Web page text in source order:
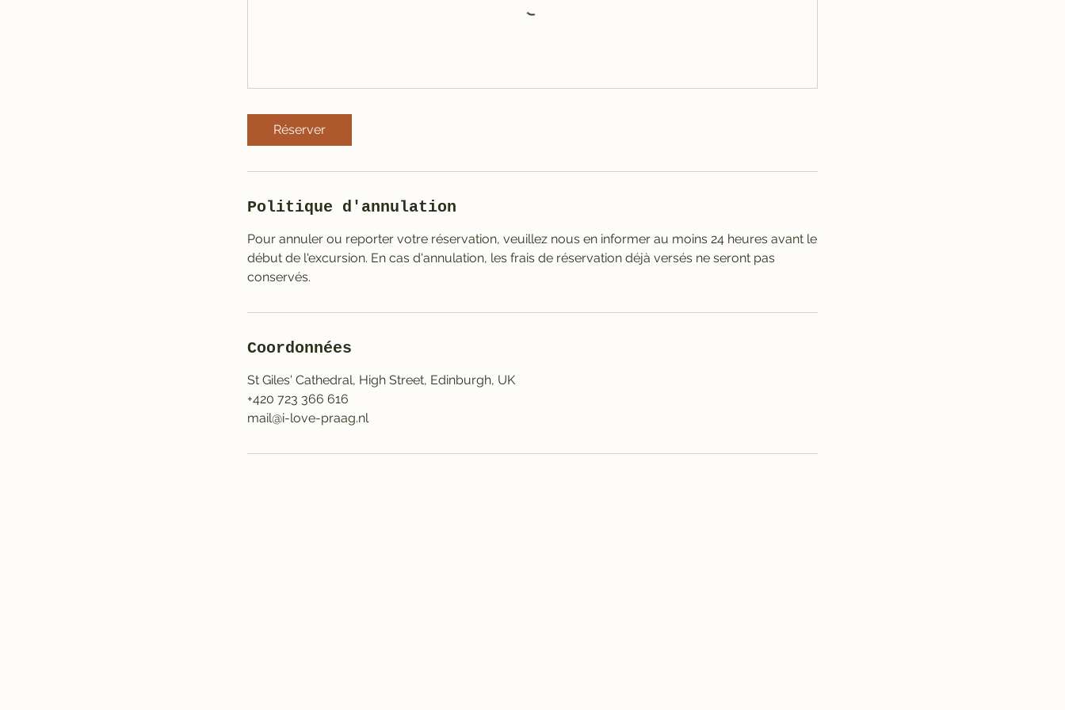
Réserver
Politique d'annulation
Pour annuler ou reporter votre réservation, veuillez nous en informer au moins 24 heures avant le
début de l'excursion. En cas d'annulation, les frais de réservation déjà versés ne seront pas
conservés.
Coordonnées
St Giles' Cathedral, High Street, Edinburgh, UK
+420 723 366 616
mail@i-love-praag.nl